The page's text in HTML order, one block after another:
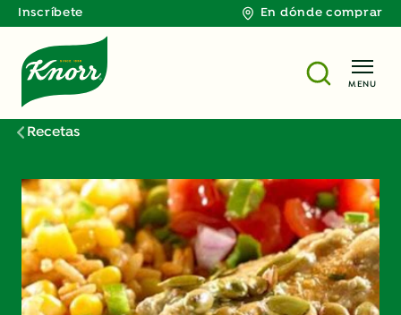
Inscríbete En dónde comprar
MENU
Recetas